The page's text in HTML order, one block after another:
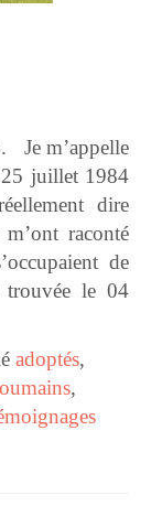
Je m’appelle
juillet 1984
dire
raconté
de
trouvée le 04
adoptés,
,